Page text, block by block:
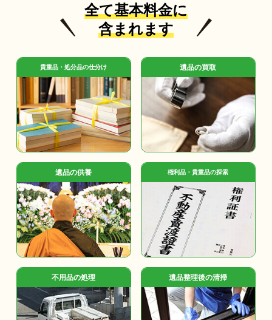
全て基本料金に
含まれます
貴重品・処分品の仕分け 遺品の買取
遺品の供養 権利品・貴重品の探索
不用品の処理 遺品整理後の清掃